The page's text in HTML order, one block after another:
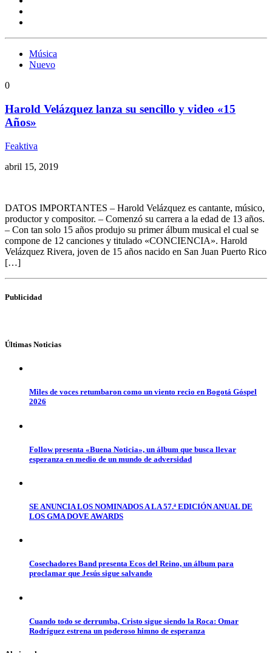
Música
Nuevo
0
Harold Velázquez lanza su sencillo y video «15
Años»
Feaktiva
abril 15, 2019
DATOS IMPORTANTES – Harold Velázquez es cantante, músico,
productor y compositor. – Comenzó su carrera a la edad de 13 años.
– Con tan solo 15 años produjo su primer álbum musical el cual se
compone de 12 canciones y titulado «CONCIENCIA». Harold
Velázquez Rivera, joven de 15 años nacido en San Juan Puerto Rico
[…]
Publicidad
Últimas Noticias
Miles de voces retumbaron como un viento recio en Bogotá Góspel
2026
Follow presenta «Buena Noticia», un álbum que busca llevar
esperanza en medio de un mundo de adversidad
SE ANUNCIA LOS NOMINADOS A LA 57.ª EDICIÓN ANUAL DE
LOS GMA DOVE AWARDS
Cosechadores Band presenta Ecos del Reino, un álbum para
proclamar que Jesús sigue salvando
Cuando todo se derrumba, Cristo sigue siendo la Roca: Omar
Rodríguez estrena un poderoso himno de esperanza